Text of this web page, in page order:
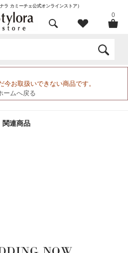
ラ カミーチェ公式オンラインストア）
0
お取扱いできない商品です。
ームへ戻る
関連商品